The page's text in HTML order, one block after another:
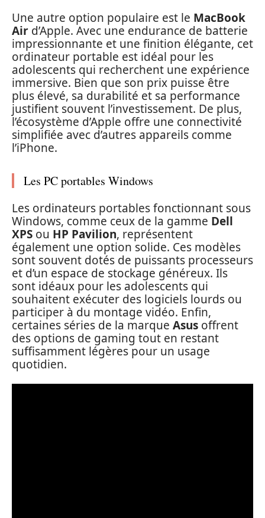
Une autre option populaire est le MacBook
Air d’Apple. Avec une endurance de batterie
impressionnante et une finition élégante, cet
ordinateur portable est idéal pour les
adolescents qui recherchent une expérience
immersive. Bien que son prix puisse être
plus élevé, sa durabilité et sa performance
justifient souvent l’investissement. De plus,
l’écosystème d’Apple offre une connectivité
simplifiée avec d’autres appareils comme
l’iPhone.
Les PC portables Windows
Les ordinateurs portables fonctionnant sous
Windows, comme ceux de la gamme Dell
XPS ou HP Pavilion, représentent
également une option solide. Ces modèles
sont souvent dotés de puissants processeurs
et d’un espace de stockage généreux. Ils
sont idéaux pour les adolescents qui
souhaitent exécuter des logiciels lourds ou
participer à du montage vidéo. Enfin,
certaines séries de la marque Asus offrent
des options de gaming tout en restant
suffisamment légères pour un usage
quotidien.